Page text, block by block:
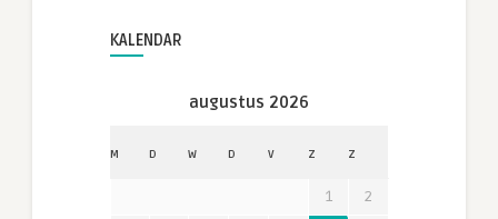
KALENDAR
augustus 2026
M D W D V Z Z
1
2